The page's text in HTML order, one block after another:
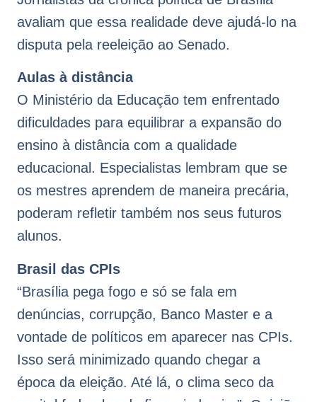
avaliam que essa realidade deve ajudá-lo na
disputa pela reeleição ao Senado.
Aulas à distância
O Ministério da Educação tem enfrentado
dificuldades para equilibrar a expansão do
ensino à distância com a qualidade
educacional. Especialistas lembram que se
os mestres aprendem de maneira precária,
poderam refletir também nos seus futuros
alunos.
Brasil das CPIs
“Brasília pega fogo e só se fala em
denúncias, corrupção, Banco Master e a
vontade de políticos em aparecer nas CPIs.
Isso será minimizado quando chegar a
época da eleição. Até lá, o clima seco da